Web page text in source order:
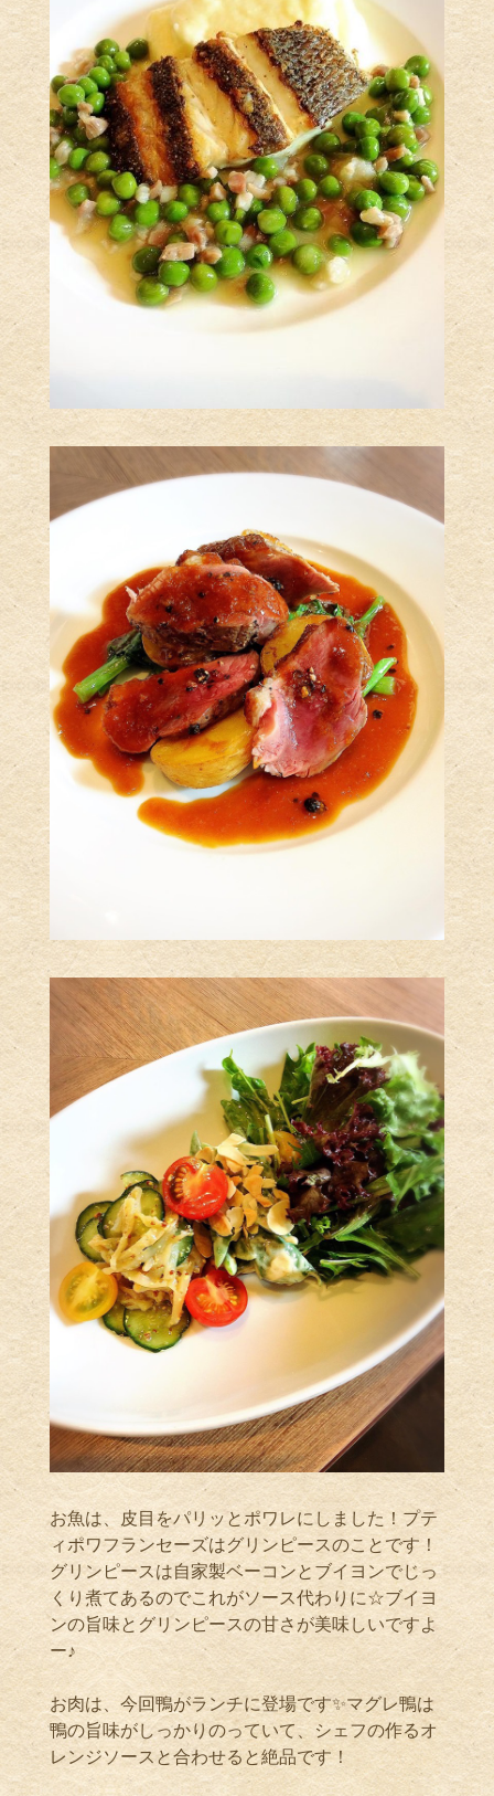
お魚は、皮目をパリッとポワレにしました！プテ
ィポワフランセーズはグリンピースのことです！
グリンピースは自家製ベーコンとブイヨンでじっ
くり煮てあるのでこれがソース代わりに☆ブイヨ
ンの旨味とグリンピースの甘さが美味しいですよ
ー♪
お肉は、今回鴨がランチに登場です✨マグレ鴨は
鴨の旨味がしっかりのっていて、シェフの作るオ
レンジソースと合わせると絶品です！